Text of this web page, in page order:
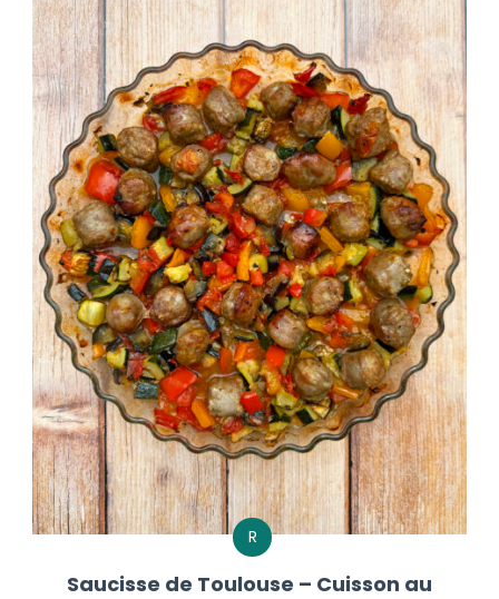
R
Saucisse de Toulouse – Cuisson au